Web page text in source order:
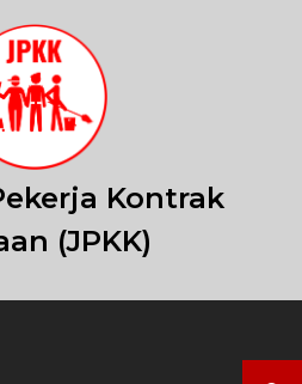
Kontrak
(JPKK)